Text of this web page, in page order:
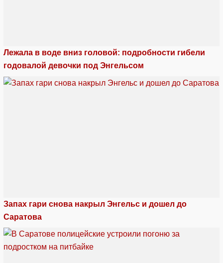
Лежала в воде вниз головой: подробности гибели
годовалой девочки под Энгельсом
Запах гари снова накрыл Энгельс и дошел до
Саратова